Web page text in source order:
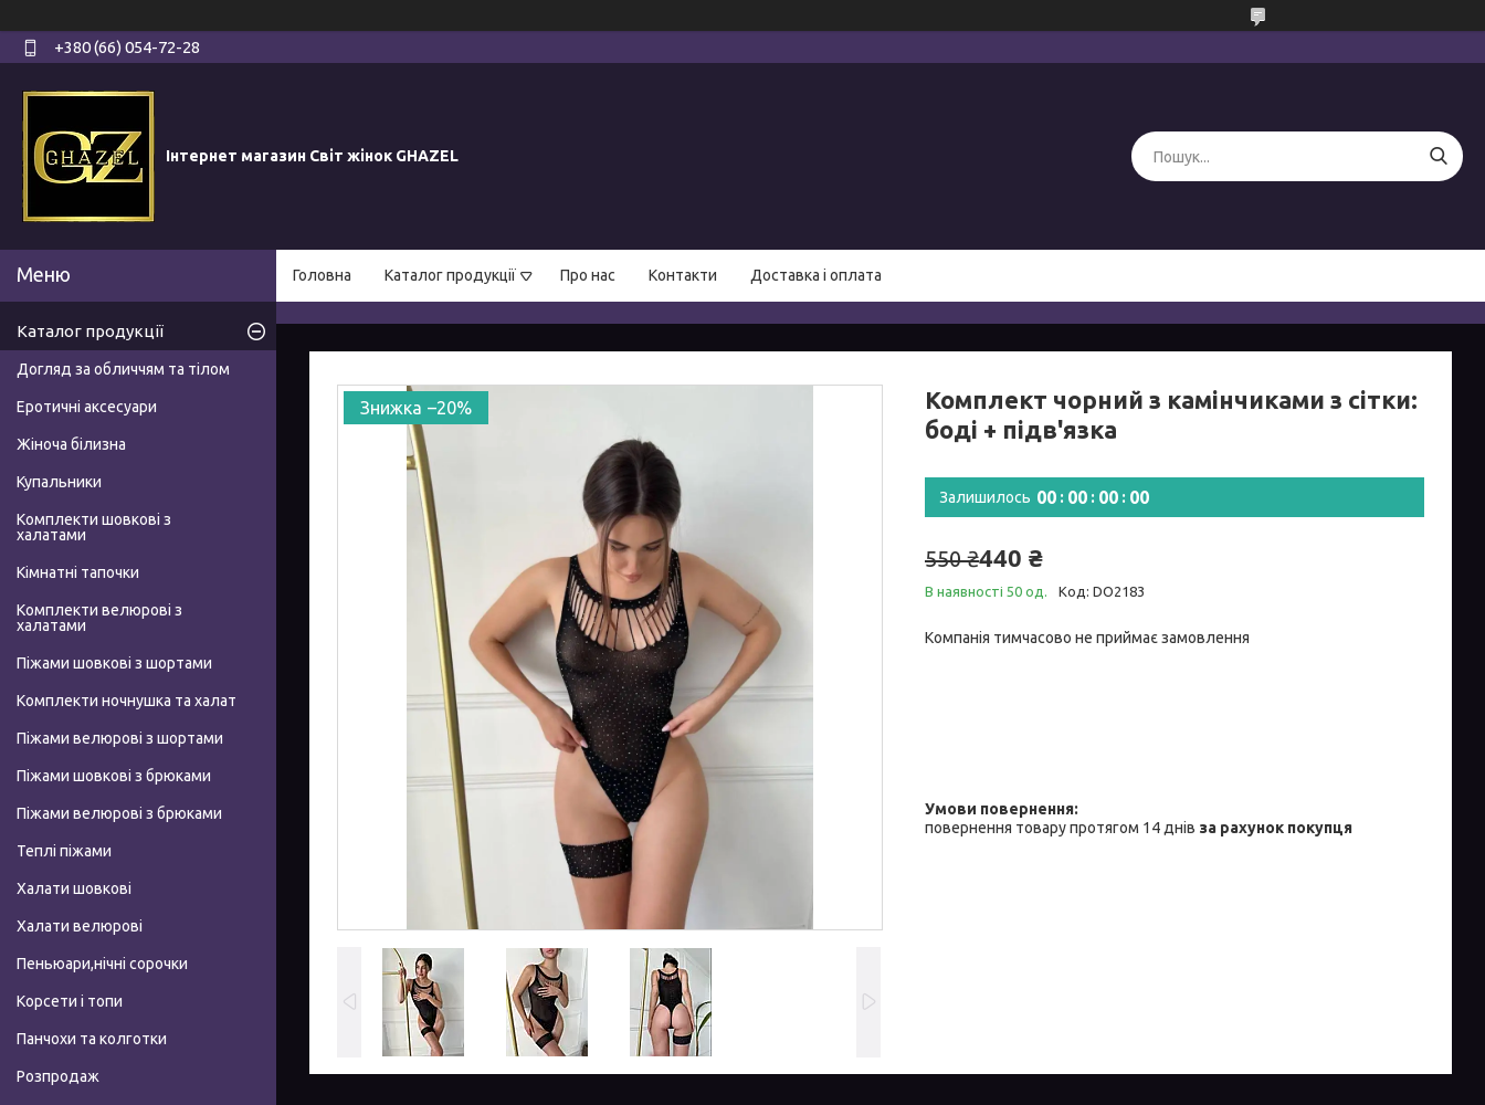
+380 (66) 054-72-28
Інтернет магазин Світ жінок GHAZEL
Головна Каталог продукції Про нас Контакти Доставка і оплата
–20%
Комплект чорний з камінчиками з сітки:
боді + підв'язка
Залишилось 00 00 00 00
550 ₴440 ₴
В наявності 50 од. Код: DO2183
Компанія тимчасово не приймає замовлення
повернення товару протягом 14 днів за рахунок покупця
Каталог продукції
Догляд за обличчям та тілом
Еротичні аксесуари
Жіноча білизна
Купальники
Комплекти шовкові з
халатами
Кімнатні тапочки
Комплекти велюрові з
халатами
Піжами шовкові з шортами
Комплекти ночнушка та халат
Піжами велюрові з шортами
Піжами шовкові з брюками
Піжами велюрові з брюками
Теплі піжами
Халати шовкові
Халати велюрові
Пеньюари,нічні сорочки
Корсети і топи
Панчохи та колготки
Розпродаж